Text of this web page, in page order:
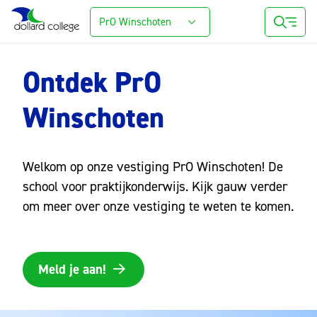
PrO Winschoten
Ontdek PrO
Winschoten
Welkom op onze vestiging PrO Winschoten! De
school voor praktijkonderwijs. Kijk gauw verder
om meer over onze vestiging te weten te komen.
Meld je aan!